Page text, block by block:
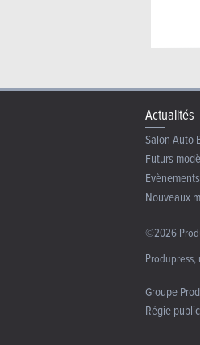
Actualités
Salon Auto
Futurs
Evènements
Nouveaux
©2026
Groupe
Régie